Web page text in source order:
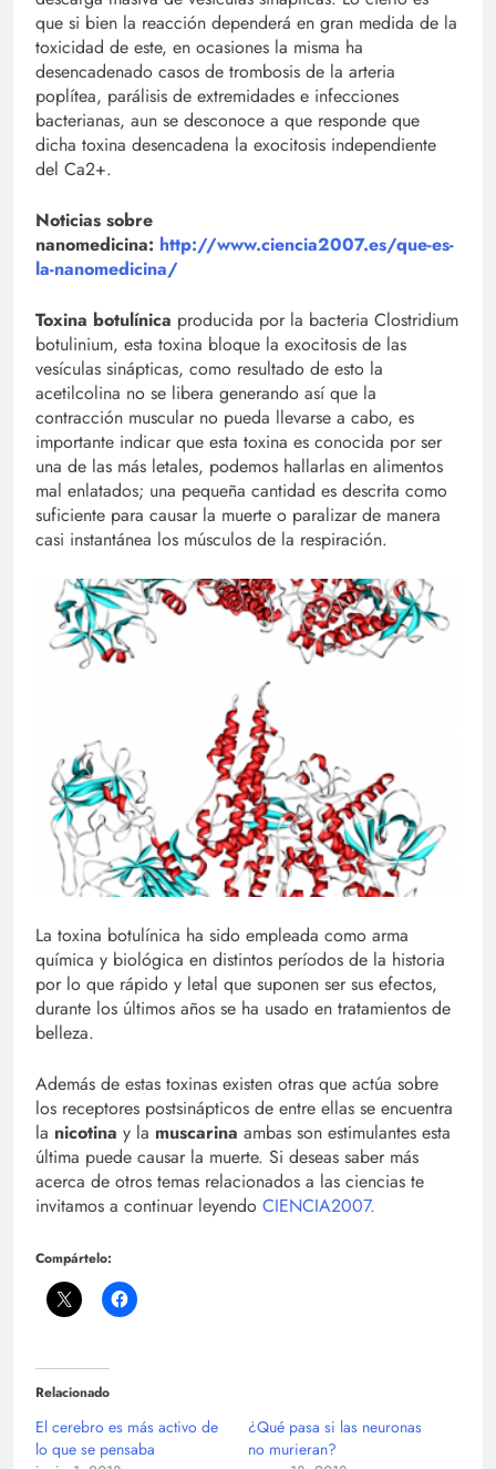
que si bien la reacción dependerá en gran medida de la
toxicidad de este, en ocasiones la misma ha
desencadenado casos de trombosis de la arteria
poplítea, parálisis de extremidades e infecciones
bacterianas, aun se desconoce a que responde que
dicha toxina desencadena la exocitosis independiente
del Ca2+.
Noticias sobre
nanomedicina: http://www.ciencia2007.es/que-es-
la-nanomedicina/
Toxina botulínica producida por la bacteria Clostridium
botulinium, esta toxina bloque la exocitosis de las
vesículas sinápticas, como resultado de esto la
acetilcolina no se libera generando así que la
contracción muscular no pueda llevarse a cabo, es
importante indicar que esta toxina es conocida por ser
una de las más letales, podemos hallarlas en alimentos
mal enlatados; una pequeña cantidad es descrita como
suficiente para causar la muerte o paralizar de manera
casi instantánea los músculos de la respiración.
La toxina botulínica ha sido empleada como arma
química y biológica en distintos períodos de la historia
por lo que rápido y letal que suponen ser sus efectos,
durante los últimos años se ha usado en tratamientos de
belleza.
Además de estas toxinas existen otras que actúa sobre
los receptores postsinápticos de entre ellas se encuentra
la nicotina y la muscarina ambas son estimulantes esta
última puede causar la muerte. Si deseas saber más
acerca de otros temas relacionados a las ciencias te
invitamos a continuar leyendo CIENCIA2007.
Compártelo:
Relacionado
El cerebro es más activo de
lo que se pensaba
¿Qué pasa si las neuronas
no murieran?